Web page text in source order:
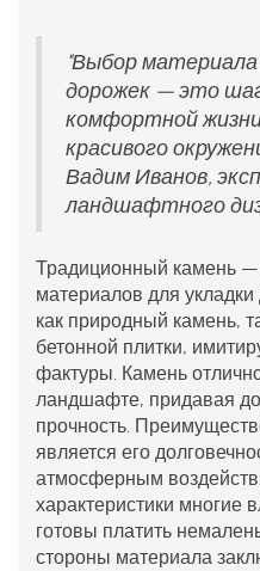
"Выбор материала
дорожек — это
комфортной
красивого
Вадим Иванов,
ландшафтного
Традиционный камень
материалов для
как природный камень,
бетонной плитки,
фактуры. Камень
ландшафте, придавая
прочность.
является его
атмосферным
характеристики многие
готовы платить
стороны материала